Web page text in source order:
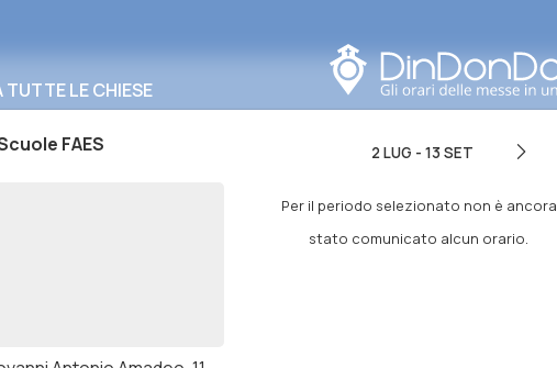
LE CHIESE
FAES 2 LUG - 13 SET
Per il periodo selezionato non è ancora
stato comunicato alcun orario.